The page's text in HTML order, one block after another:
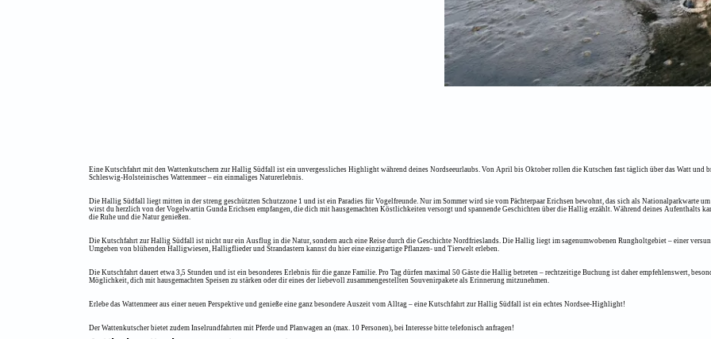
Eine Kutschfahrt mit den Wattenkutschern zur Hallig Südfall ist ein unvergessliches Highlight während deines Nordseeurlaubs. Von April bis Oktober rollen die Kutschen fast täglich über das Watt und
Schleswig-Holsteinisches Wattenmeer – ein einmaliges Naturerlebnis.
Die Hallig Südfall liegt mitten in der streng geschützten Schutzzone 1 und ist ein Paradies für Vogelfreunde. Nur im Sommer wird sie vom Pächterpaar Erichsen bewohnt, das sich als Nationalparkwarte
wirst du herzlich von der Vogelwartin Gunda Erichsen empfangen, die dich mit hausgemachten Köstlichkeiten versorgt und spannende Geschichten über die Hallig erzählt. Während deines Aufenthalts
die Ruhe und die Natur genießen.
Die Kutschfahrt zur Hallig Südfall ist nicht nur ein Ausflug in die Natur, sondern auch eine Reise durch die Geschichte Nordfrieslands. Die Hallig liegt im sagenumwobenen Rungholtgebiet – einer
Umgeben von blühenden Halligwiesen, Halligflieder und Strandastern kannst du hier eine einzigartige Pflanzen- und Tierwelt erleben.
Die Kutschfahrt dauert etwa 3,5 Stunden und ist ein besonderes Erlebnis für die ganze Familie. Pro Tag dürfen maximal 50 Gäste die Hallig betreten – rechtzeitige Buchung ist daher empfehlenswert,
Möglichkeit, dich mit hausgemachten Speisen zu stärken oder dir eines der liebevoll zusammengestellten Souvenirpakete als Erinnerung mitzunehmen.
Erlebe das Wattenmeer aus einer neuen Perspektive und genieße eine ganz besondere Auszeit vom Alltag – eine Kutschfahrt zur Hallig Südfall ist ein echtes Nordsee-Highlight!
Der Wattenkutscher bietet zudem Inselrundfahrten mit Pferde und Planwagen an (max. 10 Personen), bei Interesse bitte telefonisch anfragen!